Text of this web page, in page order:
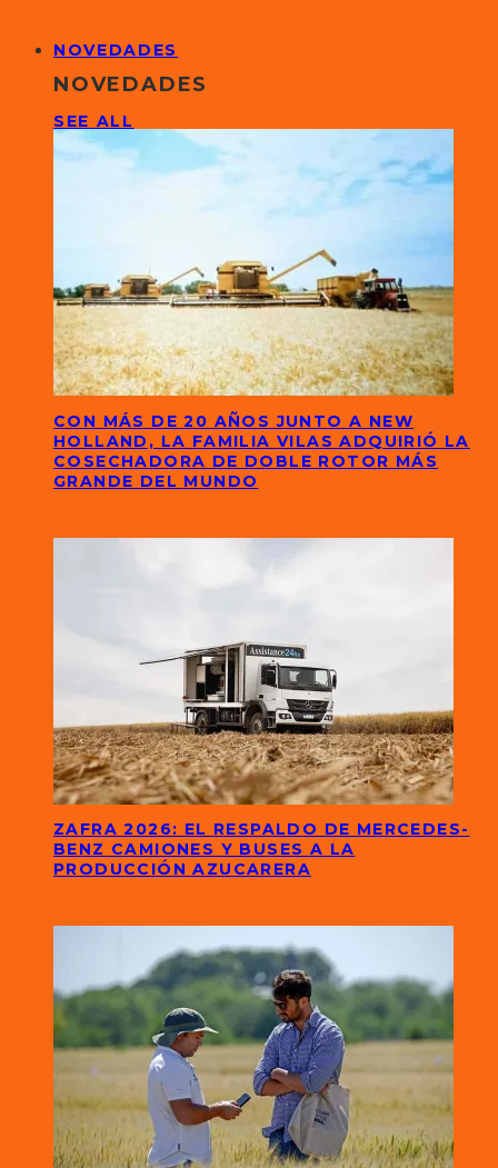
NOVEDADES
NOVEDADES
SEE ALL
CON MÁS DE 20 AÑOS JUNTO A NEW
HOLLAND, LA FAMILIA VILAS ADQUIRIÓ LA
COSECHADORA DE DOBLE ROTOR MÁS
GRANDE DEL MUNDO
ZAFRA 2026: EL RESPALDO DE MERCEDES-
BENZ CAMIONES Y BUSES A LA
PRODUCCIÓN AZUCARERA